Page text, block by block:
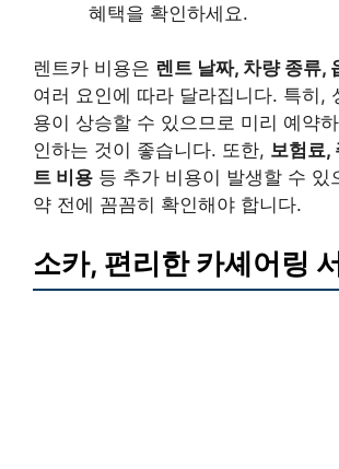
혜택을 확인하세요.
렌트카 비용은 렌트 날짜, 차량 종류,
여러 요인에 따라 달라집니다. 특히,
용이 상승할 수 있으므로 미리 예약
인하는 것이 좋습니다. 또한, 보험료,
트 비용 등 추가 비용이 발생할 수 있
약 전에 꼼꼼히 확인해야 합니다.
소카, 편리한 카셰어링